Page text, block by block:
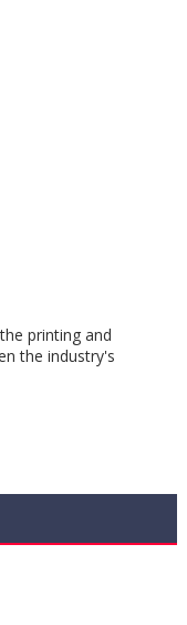
printing and
the industry's